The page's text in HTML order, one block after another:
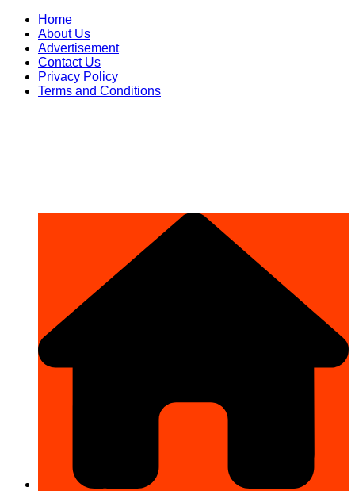
Skip
content
Home
About Us
Advertisement
Contact Us
Privacy Policy
Terms and Conditions